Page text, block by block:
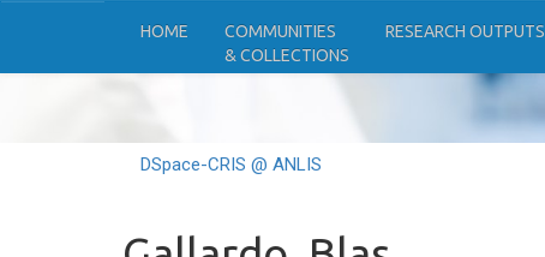
HOME
COMMUNITIES
& COLLECTIONS
RESEARCH OUTPUTS
DSpace-CRIS @ ANLIS